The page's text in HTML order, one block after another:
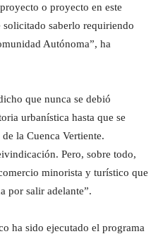
o proyecto en este
saberlo requiriendo
Autónoma”, ha
que nunca se debió
urbanística hasta que se
la Cuenca Vertiente.
Pero, sobre todo,
minorista y turístico que
por salir adelante”.
ha sido ejecutado el programa